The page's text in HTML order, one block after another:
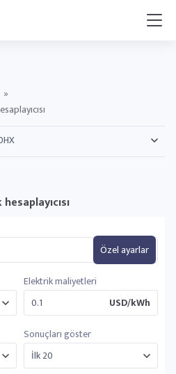
»
Özel ayarlar
Elektrik maliyetleri
USD/kWh
Sonuçları göster